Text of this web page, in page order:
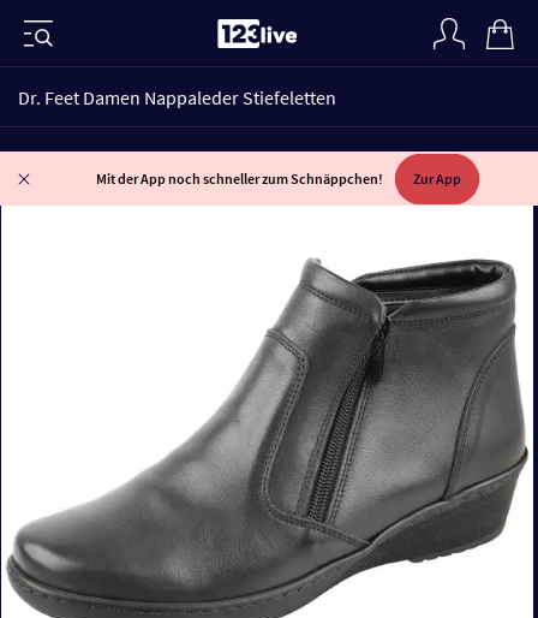
Dr. Feet Damen Nappaleder Stiefeletten
Mit der App noch schneller zum Schnäppchen! Zur App